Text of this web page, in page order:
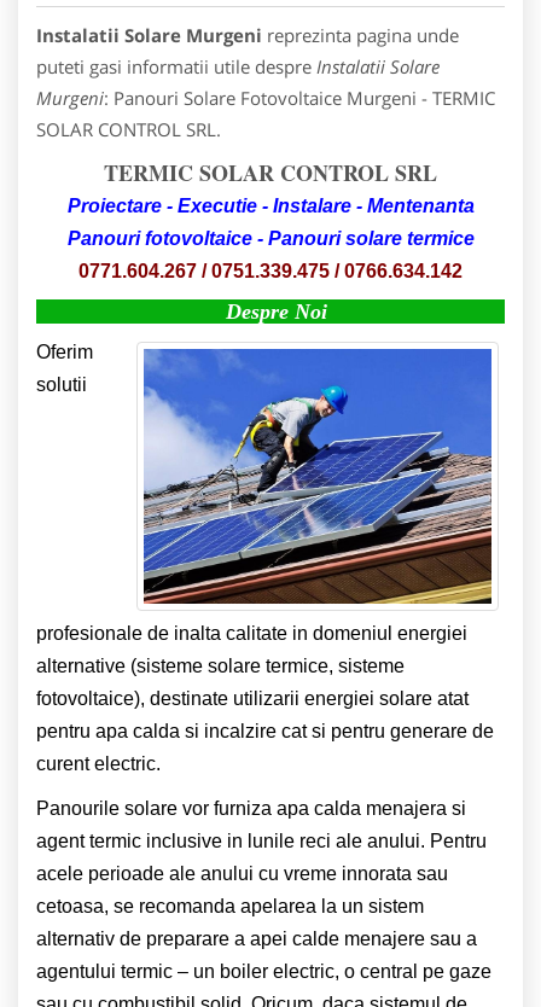
Instalatii Solare Murgeni reprezinta pagina unde
puteti gasi informatii utile despre Instalatii Solare
Murgeni: Panouri Solare Fotovoltaice Murgeni - TERMIC
SOLAR CONTROL SRL.
TERMIC SOLAR CONTROL SRL
Proiectare - Executie - Instalare - Mentenanta
Panouri fotovoltaice - Panouri solare termice
0771.604.267 / 0751.339.475 / 0766.634.142
Despre Noi
Oferim
solutii
profesionale de inalta calitate in domeniul energiei
alternative (sisteme solare termice, sisteme
fotovoltaice), destinate utilizarii energiei solare atat
pentru apa calda si incalzire cat si pentru generare de
curent electric.
Panourile solare vor furniza apa calda menajera si
agent termic inclusive in lunile reci ale anului. Pentru
acele perioade ale anului cu vreme innorata sau
cetoasa, se recomanda apelarea la un sistem
alternativ de preparare a apei calde menajere sau a
agentului termic – un boiler electric, o central pe gaze